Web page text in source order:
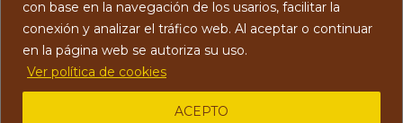
con base en la navegación de los usarios, facilitar la
conexión y analizar el tráfico web. Al aceptar o continuar
en la página web se autoriza su uso.
Ver política de cookies
ACEPTO
GÁNATE UN PLAN ARÁCNIDO CON MIMO’S®